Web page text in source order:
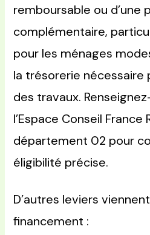
remboursable ou d’une
complémentaire,
pour les ménages
la trésorerie nécessaire
des travaux.
l’Espace Conseil France
département 02 pour
éligibilité précise.
D’autres leviers
financement :